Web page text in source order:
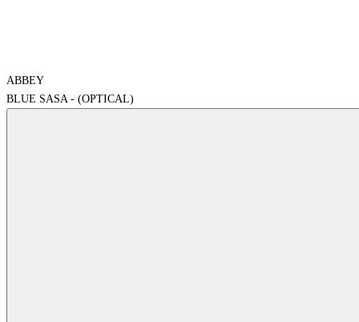
ABBEY
BLUE SASA - (OPTICAL)